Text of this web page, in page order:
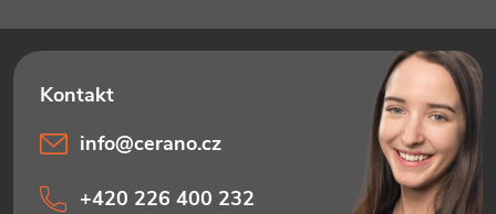
info@cerano.cz
+420 226 400 232